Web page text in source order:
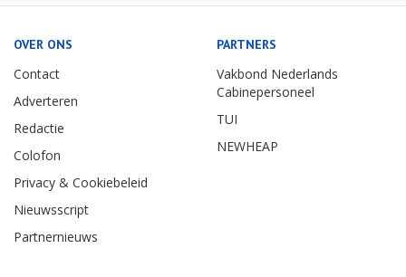
OVER ONS
Contact
Adverteren
Redactie
Colofon
Privacy & Cookiebeleid
Nieuwsscript
Partnernieuws
PARTNERS
Vakbond Nederlands
Cabinepersoneel
TUI
NEWHEAP